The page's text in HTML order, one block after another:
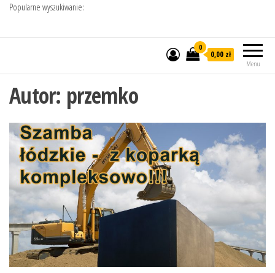
Popularne wyszukiwanie:
Menu
0
0,00 zł
Autor: przemko